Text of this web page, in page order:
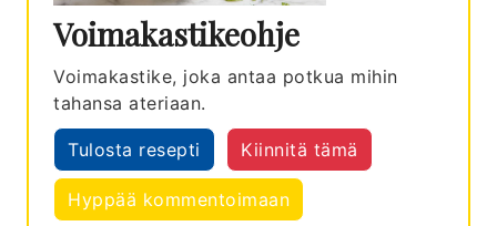
Voimakastikeohje
Voimakastike, joka antaa potkua mihin
tahansa ateriaan.
Tulosta resepti Kiinnitä tämä
Hyppää kommentoimaan